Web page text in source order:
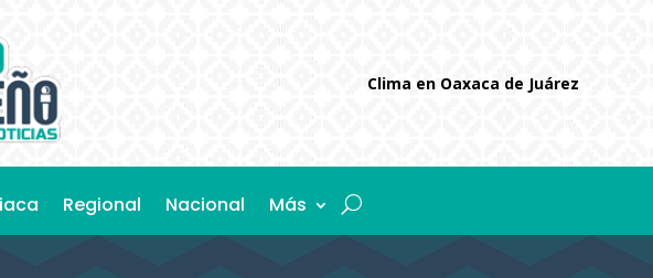
Clima en Oaxaca de Juárez
Regional Nacional Más